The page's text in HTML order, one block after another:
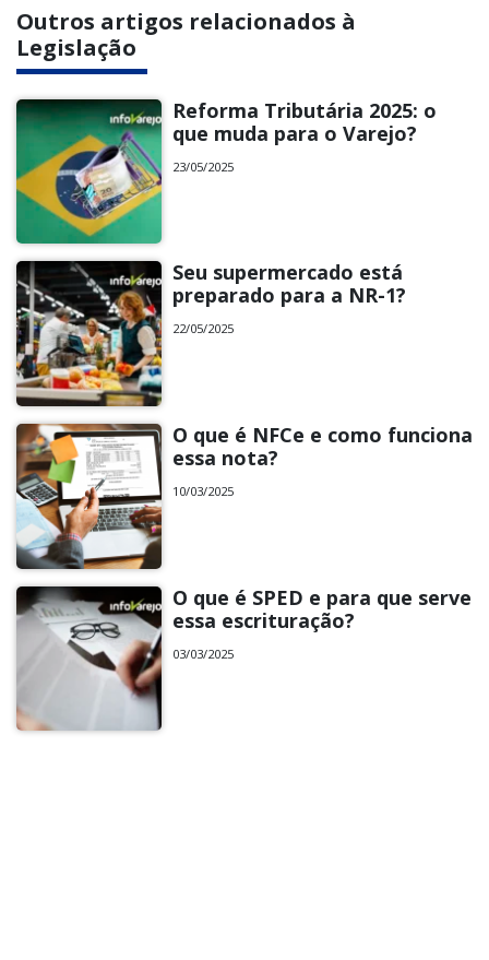
Outros artigos relacionados à
Legislação
Reforma Tributária 2025: o
que muda para o Varejo?
23/05/2025
Seu supermercado está
preparado para a NR-1?
22/05/2025
O que é NFCe e como funciona
essa nota?
10/03/2025
O que é SPED e para que serve
essa escrituração?
03/03/2025